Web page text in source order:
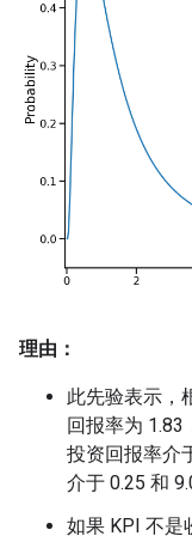
理由：
此先验表示，
回报率为 1.83
投资回报率介
介于 0.25 和
如果 KPI 不是